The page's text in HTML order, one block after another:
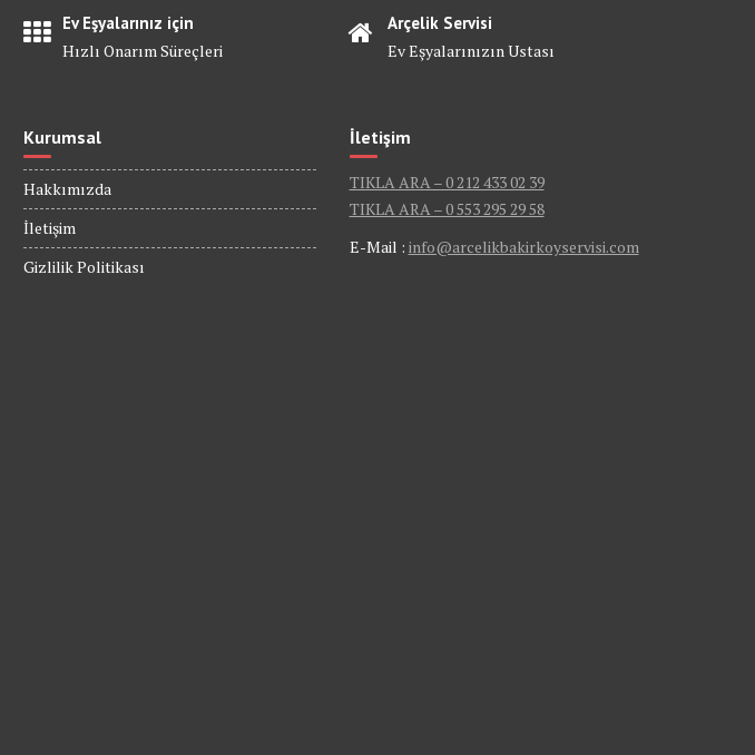
Ev Eşyalarınız için
Hızlı Onarım Süreçleri
Arçelik Servisi
Ev Eşyalarınızın Ustası
Kurumsal
Hakkımızda
İletişim
Gizlilik Politikası
İletişim
TIKLA ARA – 0 212 433 02 39
TIKLA ARA – 0 553 295 29 58
E-Mail : info@arcelikbakirkoyservisi.com